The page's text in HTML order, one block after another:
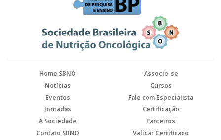
Home SBNO
Associe-se
Notícias
Cursos
Eventos
Fale com Especialista
Jornadas
Certificação
A Sociedade
Parceiros
Contato SBNO
Validar Certificado